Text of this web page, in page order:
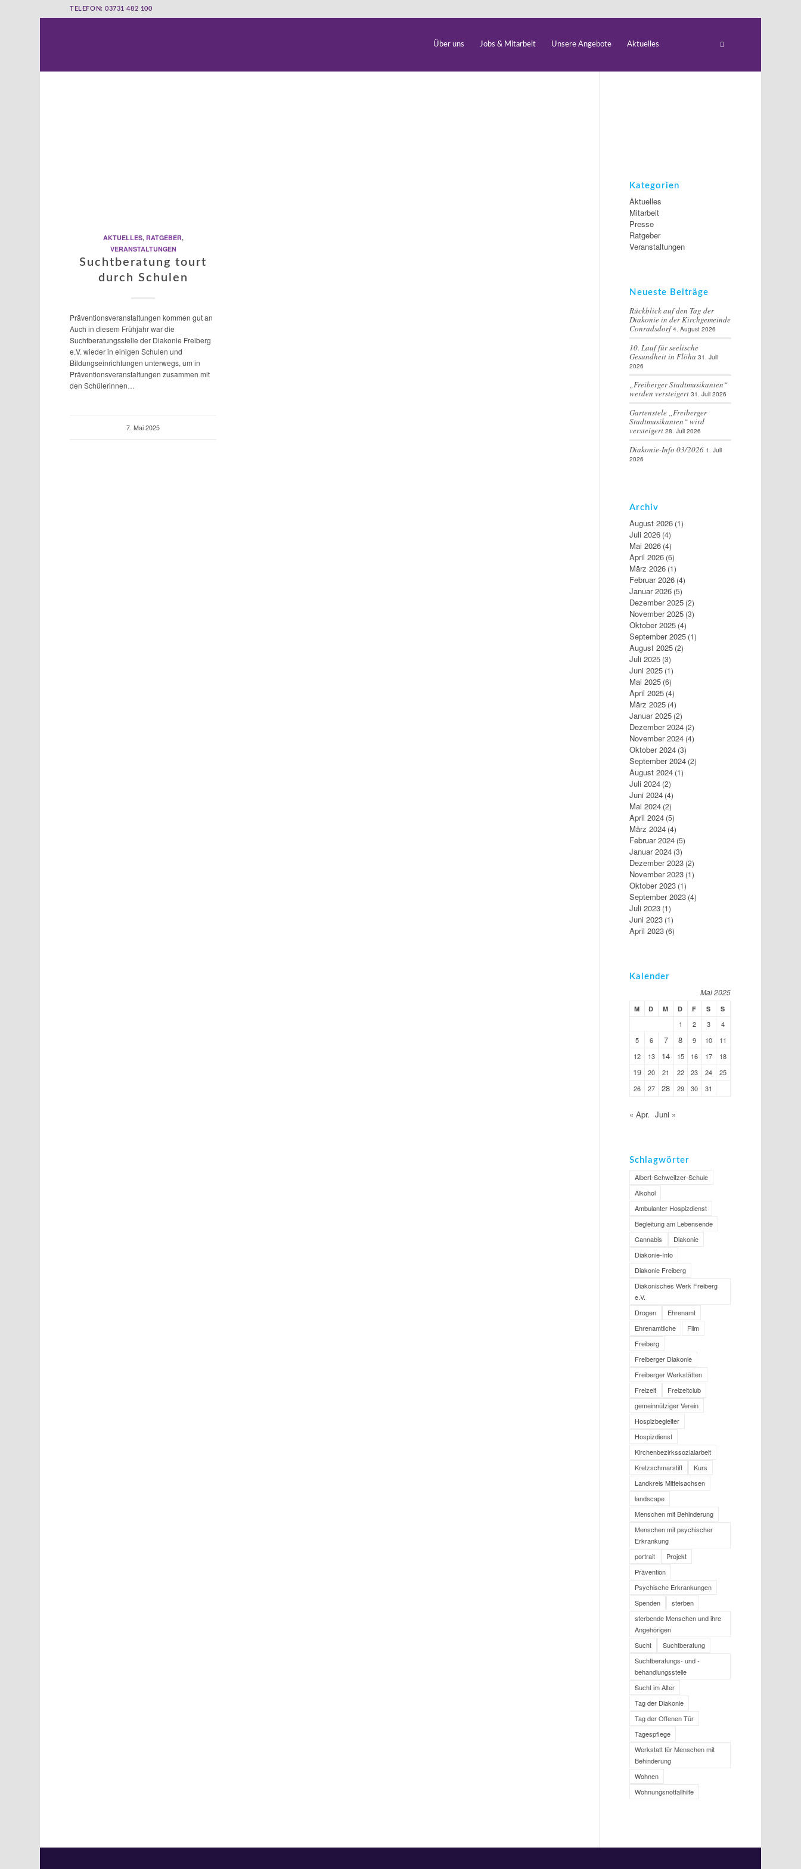
TELEFON: 03731 482 100
Über uns Jobs & Mitarbeit Unsere Angebote Aktuelles
AKTUELLES, RATGEBER,
VERANSTALTUNGEN
Suchtberatung tourt
durch Schulen
Präventionsveranstaltungen kommen gut an
Auch in diesem Frühjahr war die
Suchtberatungsstelle der Diakonie Freiberg
e.V. wieder in einigen Schulen und
Bildungseinrichtungen unterwegs, um in
Präventionsveranstaltungen zusammen mit
den Schülerinnen…
7. Mai 2025
Kategorien
Aktuelles
Mitarbeit
Presse
Ratgeber
Veranstaltungen
Neueste Beiträge
Rückblick auf den Tag der
Diakonie in der Kirchgemeinde
Conradsdorf 4. August 2026
10. Lauf für seelische
Gesundheit in Flöha 31. Juli
2026
„Freiberger Stadtmusikanten“
werden versteigert 31. Juli 2026
Gartenstele „Freiberger
Stadtmusikanten“ wird
versteigert 28. Juli 2026
Diakonie-Info 03/2026 1. Juli
2026
Archiv
August 2026(1)
Juli 2026(4)
Mai 2026(4)
April 2026(6)
März 2026(1)
Februar 2026(4)
Januar 2026(5)
Dezember 2025(2)
November 2025(3)
Oktober 2025(4)
September 2025(1)
August 2025(2)
Juli 2025(3)
Juni 2025(1)
Mai 2025(6)
April 2025(4)
März 2025(4)
Januar 2025(2)
Dezember 2024(2)
November 2024(4)
Oktober 2024(3)
September 2024(2)
August 2024(1)
Juli 2024(2)
Juni 2024(4)
Mai 2024(2)
April 2024(5)
März 2024(4)
Februar 2024(5)
Januar 2024(3)
Dezember 2023(2)
November 2023(1)
Oktober 2023(1)
September 2023(4)
Juli 2023(1)
Juni 2023(1)
April 2023(6)
Kalender
Mai 2025
M D M D F S S
1 2 3
4
5
6 7 8 9 10
11
12
13 14 15 16 17 18
19 20 21 22 23 24
25
26
27 28 29 30 31
« Apr. Juni »
Schlagwörter
Albert-Schweitzer-Schule
Alkohol
Ambulanter Hospizdienst
Begleitung am Lebensende
Cannabis
Diakonie
Diakonie-Info
Diakonie Freiberg
Diakonisches Werk Freiberg
e.V.
Drogen
Ehrenamt
Ehrenamtliche
Film
Freiberg
Freiberger Diakonie
Freiberger Werkstätten
Freizeit
Freizeitclub
gemeinnütziger Verein
Hospizbegleiter
Hospizdienst
Kirchenbezirkssozialarbeit
Kretzschmarstift
Kurs
Landkreis Mittelsachsen
landscape
Menschen mit Behinderung
Menschen mit psychischer
Erkrankung
portrait
Projekt
Prävention
Psychische Erkrankungen
Spenden
sterben
sterbende Menschen und ihre
Angehörigen
Sucht
Suchtberatung
Suchtberatungs- und -
behandlungsstelle
Sucht im Alter
Tag der Diakonie
Tag der Offenen Tür
Tagespflege
Werkstatt für Menschen mit
Behinderung
Wohnen
Wohnungsnotfallhilfe